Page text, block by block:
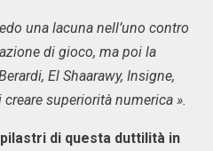
una lacuna nell’uno contro
di gioco, ma poi la
El Shaarawy, Insigne,
superiorità numerica ».
di questa duttilità in